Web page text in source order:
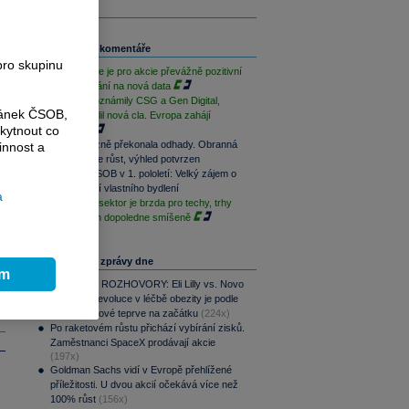
Související komentáře
Závěr týdne je pro akcie převážně pozitivní
při vyčkávání na nová data
Výsledky oznámily CSG a Gen Digital,
Trump uvalil nová cla. Evropa zahájí
opatrně
CSG výrazně překonala odhady. Obranná
divize táhne růst, výhled potvrzen
Skupina ČSOB v 1. pololetí: Velký zájem o
financování vlastního bydlení
Paměťový sektor je brzda pro techy, trhy
jsou na tom dopoledne smíšeně
Nejčtenější zprávy dne
PODCAST ROZHOVORY: Eli Lilly vs. Novo
Nordisk. Revoluce v léčbě obezity je podle
MUDr. Kunové teprve na začátku (224x)
Po raketovém růstu přichází vybírání zisků.
Zaměstnanci SpaceX prodávají akcie
(197x)
Goldman Sachs vidí v Evropě přehlížené
příležitosti. U dvou akcií očekává více než
100% růst (156x)
skupinu
ČSOB,
co
a